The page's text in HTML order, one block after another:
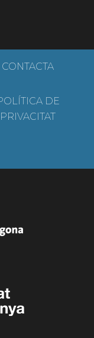
CONTACTA
DE
PRIVACITAT